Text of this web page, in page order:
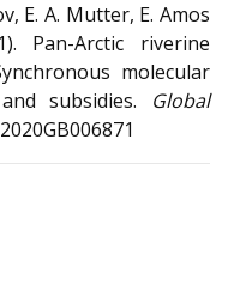
E. A. Mutter, E. Amos
Pan-Arctic riverine
molecular
subsidies. Global